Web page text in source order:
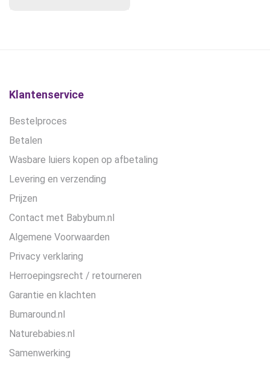
Klantenservice
Bestelproces
Betalen
Wasbare luiers kopen op afbetaling
Levering en verzending
Prijzen
Contact met Babybum.nl
Algemene Voorwaarden
Privacy verklaring
Herroepingsrecht / retourneren
Garantie en klachten
Bumaround.nl
Naturebabies.nl
Samenwerking